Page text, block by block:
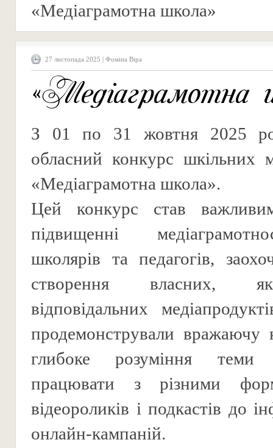
«Медіаграмотна школа»
27 листопада 2025 | Фоміна Віра
«Медіаграмотна
З 01 по 31 жовтня 2025
обласний конкурс шкільних
«Медіаграмотна школа».
Цей конкурс став
підвищенні
школярів та педагогів,
створення власних,
відповідальних
продемонстрували вражаючу
глибоке розуміння
працювати з різними
відеороликів і подкастів до
онлайн-кампаній.